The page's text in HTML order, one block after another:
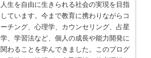
人生を自由に生きられる社会の実現を目指
しています。今まで教育に携わりながらコ
ーチング、心理学、カウンセリング、占星
学、学習法など、個人の成長や能力開発に
関わることを学んできました。このブログ